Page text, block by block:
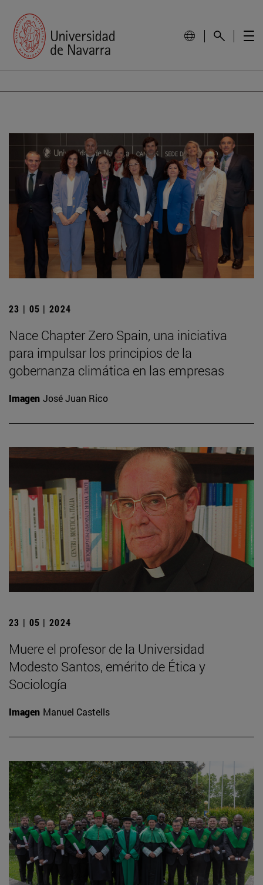
23 | 05 | 2024
Nace Chapter Zero Spain, una iniciativa
para impulsar los principios de la
gobernanza climática en las empresas
Imagen José Juan Rico
23 | 05 | 2024
Muere el profesor de la Universidad
Modesto Santos, emérito de Ética y
Sociología
Imagen Manuel Castells